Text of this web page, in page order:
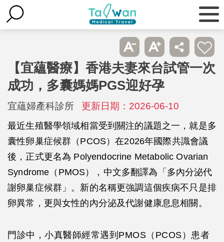
【宜蘊醫療】香港夫妻來台試管一次
成功，多囊媽媽PGS迎好孕
宜蘊婦產科診所 更新日期：2026-06-10
最近生殖醫學領域相當受到關注的議題之一，就是多
囊性卵巢症候群（PCOS）在2026年國際共識會議
後，正式更名為 Polyendocrine Metabolic Ovarian
Syndrome（PMOS），中文多翻譯為「多內分泌代
謝卵巢症候群」。新的名稱更強調這個疾病不只是排
卵異常，更與女性的內分泌及代謝健康息息相關。
門診中，小真醫師經常遇到PMOS（PCOS）患者